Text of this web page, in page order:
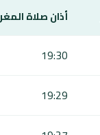
أذان صلاة
19:30
19:29